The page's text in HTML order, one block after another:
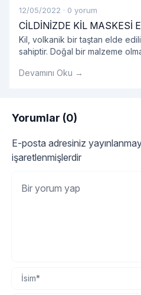
12/05/2022 · 0 yorum
CİLDİNİZDE KİL MASKESİ
Kil, volkanik bir taştan elde
sahiptir. Doğal bir malzeme
Devamını Oku →
Yorumlar (0)
E-posta adresiniz
işaretlenmişlerdir